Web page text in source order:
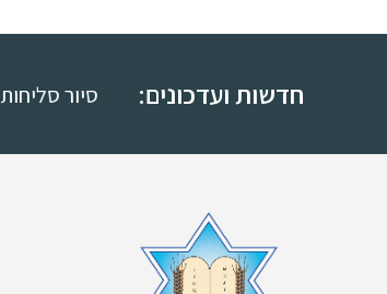
חדשות ועדכונים: סיור סליחות 11/9 – יום חמישי י"ח באלול